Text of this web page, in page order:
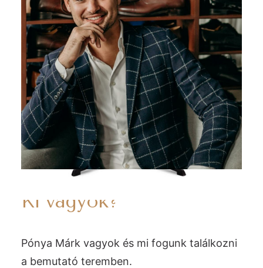
Ki vagyok?
Pónya Márk vagyok és mi fogunk találkozni
a bemutató teremben.